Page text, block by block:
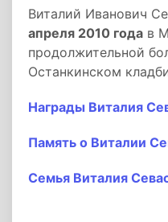
Виталий Иванович
апреля 2010 года в
продолжительной
Останкинском
Награды Виталия
Память о Виталии
Семья Виталия